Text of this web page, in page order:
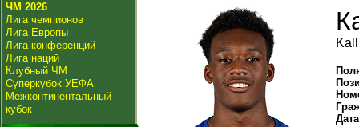
ЧМ 2026
Лига чемпионов
Лига Европы
Лига конференций
Лига наций
Клубный ЧМ
Суперкубок УЕФА
Межконтинентальный
кубок